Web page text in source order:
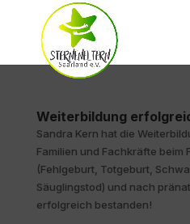
Weiterbildung
Sandra Kern hat die
Familien und Fachkräfte beim
(Fehlgeburt, Totgeburt,
Säuglingstod) und nach
erfolgreich bestanden!